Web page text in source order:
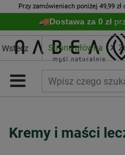
Przy zamówieniach poniżej 49,99
Dostawa za 0 zł
Wstecz Strona główna
Kremy i maści